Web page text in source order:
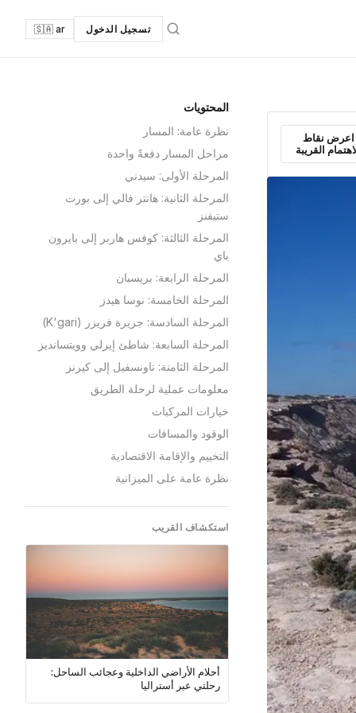
تسجيل الدخول 🇸🇦 ar
اعرض نقاط
القريبة
المحتويات
نظرة عامة: المسار
مراحل المسار دفعةً واحدة
المرحلة الأولى: سيدني
المرحلة الثانية: هانتر فالي إلى بورت
ستيفنز
المرحلة الثالثة: كوفس هاربر إلى بايرون
باي
المرحلة الرابعة: بريسبان
المرحلة الخامسة: نوسا هيدز
المرحلة السادسة: جزيرة فريزر (K'gari)
المرحلة السابعة: شاطئ إيرلي وويتسانديز
المرحلة الثامنة: تاونسفيل إلى كيرنز
معلومات عملية لرحلة الطريق
خيارات المركبات
الوقود والمسافات
التخييم والإقامة الاقتصادية
نظرة عامة على الميزانية
استكشاف القريب
أحلام الأراضي الداخلية وعجائب الساحل:
رحلتي عبر أستراليا